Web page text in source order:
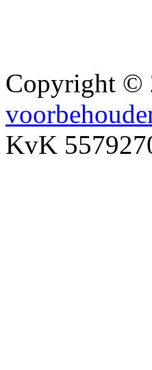
Copyright ©
KvK